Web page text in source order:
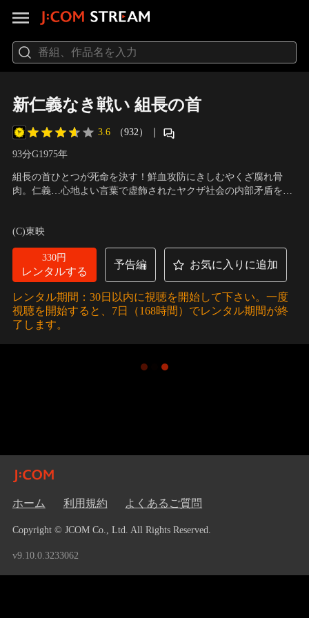
新仁義なき戦い 組長の首
3.6 （932） ｜
93分G1975年
組長の首ひとつが死命を決す！鮮血攻防にきしむやくざ腐れ骨
肉。仁義…心地よい言葉で虚飾されたヤクザ社会の内部矛盾を衝
殺るか、失敗して殺られるか、組織に生きる人間関係の醜さをあ
ぶり出す。
(C)東映
330円
レンタルする
予告編 お気に入りに追加
レンタル期間：30日以内に視聴を開始して下さい。一度
視聴を開始すると、7日（168時間）でレンタル期間が終
了します。
ホーム 利用規約 よくあるご質問
Copyright © JCOM Co., Ltd. All Rights Reserved.
v9.10.0.3233062